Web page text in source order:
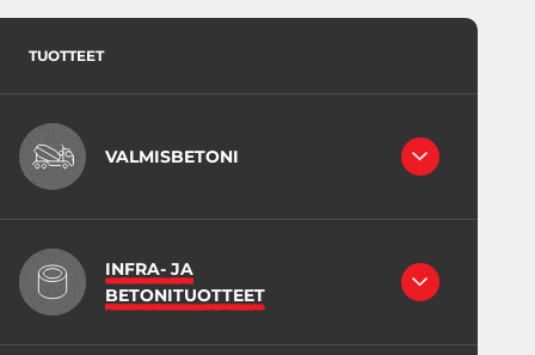
TUOTTEET
VALMISBETONI
LATTIABETONIT
INFRABETONI
JUOTOSBETONIT
VÄHÄHIILISET BETONIT
INFRA- JA
BETONITUOTTEET